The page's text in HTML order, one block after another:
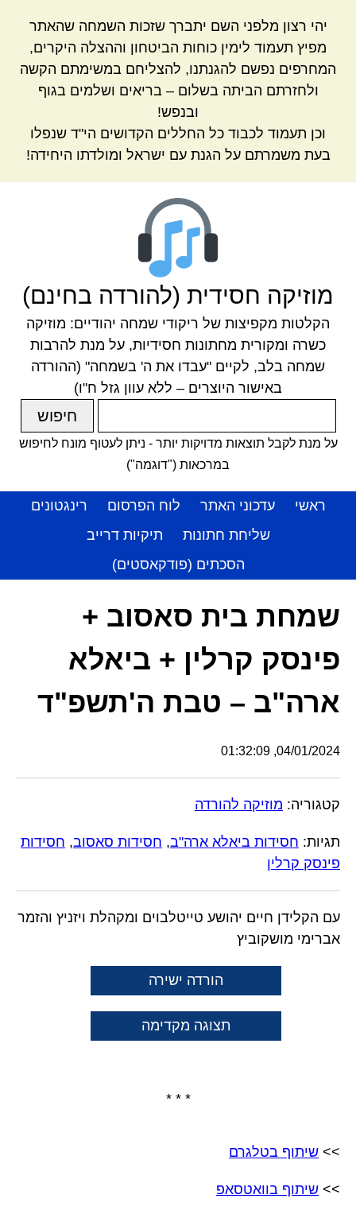
יהי רצון מלפני השם יתברך שזכות השמחה שהאתר
מפיץ תעמוד לימין כוחות הביטחון וההצלה היקרים,
המחרפים נפשם להגנתנו, להצליחם במשימתם הקשה
ולחזרתם הביתה בשלום – בריאים ושלמים בגוף
ובנפש!
וכן תעמוד לכבוד כל החללים הקדושים הי"ד שנפלו
בעת משמרתם על הגנת עם ישראל ומולדתו היחידה!
מוזיקה חסידית (להורדה בחינם)
הקלטות מקפיצות של ריקודי שמחה יהודיים: מוזיקה
כשרה ומקורית מחתונות חסידיות, על מנת להרבות
שמחה בלב, לקיים "עבדו את ה' בשמחה" (ההורדה
באישור היוצרים – ללא עוון גזל ח"ו)
על מנת לקבל תוצאות מדויקות יותר - ניתן לעטוף מונח לחיפוש
במרכאות ("דוגמה")
ראשי עדכוני האתר לוח הפרסום
רינגטונים
שליחת חתונות
תיקיות דרייב
הסכתים (פודקאסטים)
שמחת בית סאסוב +
פינסק קרלין + ביאלא
ארה"ב – טבת ה'תשפ"ד
04/01/2024, 01:32:09
קטגוריה: מוזיקה להורדה
תגיות: חסידות ביאלא ארה"ב, חסידות סאסוב, חסידות
פינסק קרלין
עם הקלידן חיים יהושע טייטלבוים ומקהלת ויזניץ והזמר
אברימי מושקוביץ
הורדה ישירה
תצוגה מקדימה
* * *
>> שיתוף בטלגרם
>> שיתוף בוואטסאפ